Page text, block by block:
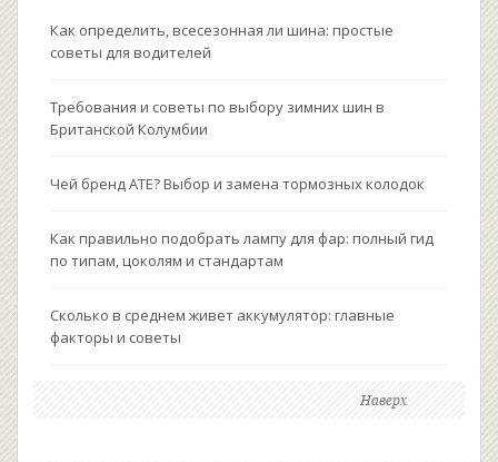
Как определить, всесезонная ли шина: простые
советы для водителей
Требования и советы по выбору зимних шин в
Британской Колумбии
Чей бренд ATE? Выбор и замена тормозных колодок
Как правильно подобрать лампу для фар: полный гид
по типам, цоколям и стандартам
Сколько в среднем живет аккумулятор: главные
факторы и советы
Наверх